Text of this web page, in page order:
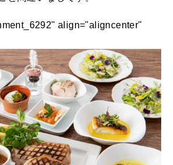
align="aligncenter"